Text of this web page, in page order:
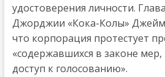
удостоверения личности.
Джорджии «Кока-Колы»
что корпорация протестует
«содержавшихся в законе
доступ к голосованию».